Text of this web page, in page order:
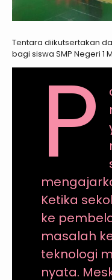
Tentara diikutsertakan
bagi siswa SMP Negeri 1
P
Ketika
ke
masalah
teknologi
nyata.